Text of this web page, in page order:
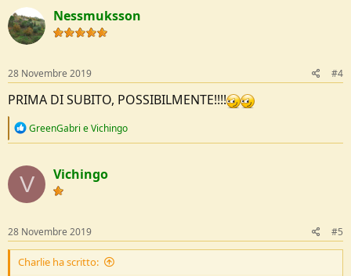
Nessmuksson
28 Novembre 2019 #4
PRIMA DI SUBITO, POSSIBILMENTE!!!!
R
c
t
i
o
s
:
GreenGabri eVichingo
V Vichingo
28 Novembre 2019 #5
Charlie ha scritto: